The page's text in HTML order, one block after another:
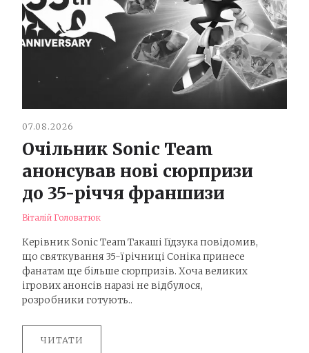
07.08.2026
Очільник Sonic Team
анонсував нові сюрпризи
до 35-річчя франшизи
Віталій Головатюк
Керівник Sonic Team Такаші Іїдзука повідомив,
що святкування 35-ї річниці Соніка принесе
фанатам ще більше сюрпризів. Хоча великих
ігрових анонсів наразі не відбулося,
розробники готують..
ЧИТАТИ